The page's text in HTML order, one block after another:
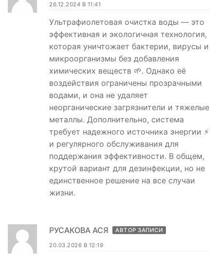
26.12.2024 В 11:41
Ультрафиолетовая очистка воды — это
эффективная и экологичная технология,
которая уничтожает бактерии, вирусы и
микроорганизмы без добавления
химических веществ 🌱. Однако её
воздействия ограничены прозрачными
водами, и она не удаляет
неорганические загрязнители и тяжелые
металлы. Дополнительно, система
требует надежного источника энергии ⚡️
и регулярного обслуживания для
поддержания эффективности. В общем,
крутой вариант для дезинфекции, но не
единственное решение на все случаи
жизни.
РУСАКОВА АСЯ АВТОР ЗАПИСИ
20.03.2026 В 12:19